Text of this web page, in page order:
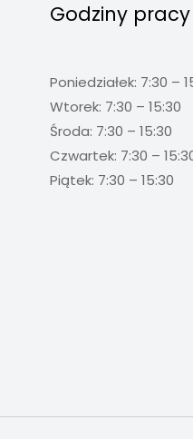
Godziny pracy
Poniedziałek: 7:30 –
Wtorek: 7:30 – 15:30
Środa: 7:30 – 15:30
Czwartek: 7:30 –
Piątek: 7:30 – 15:30